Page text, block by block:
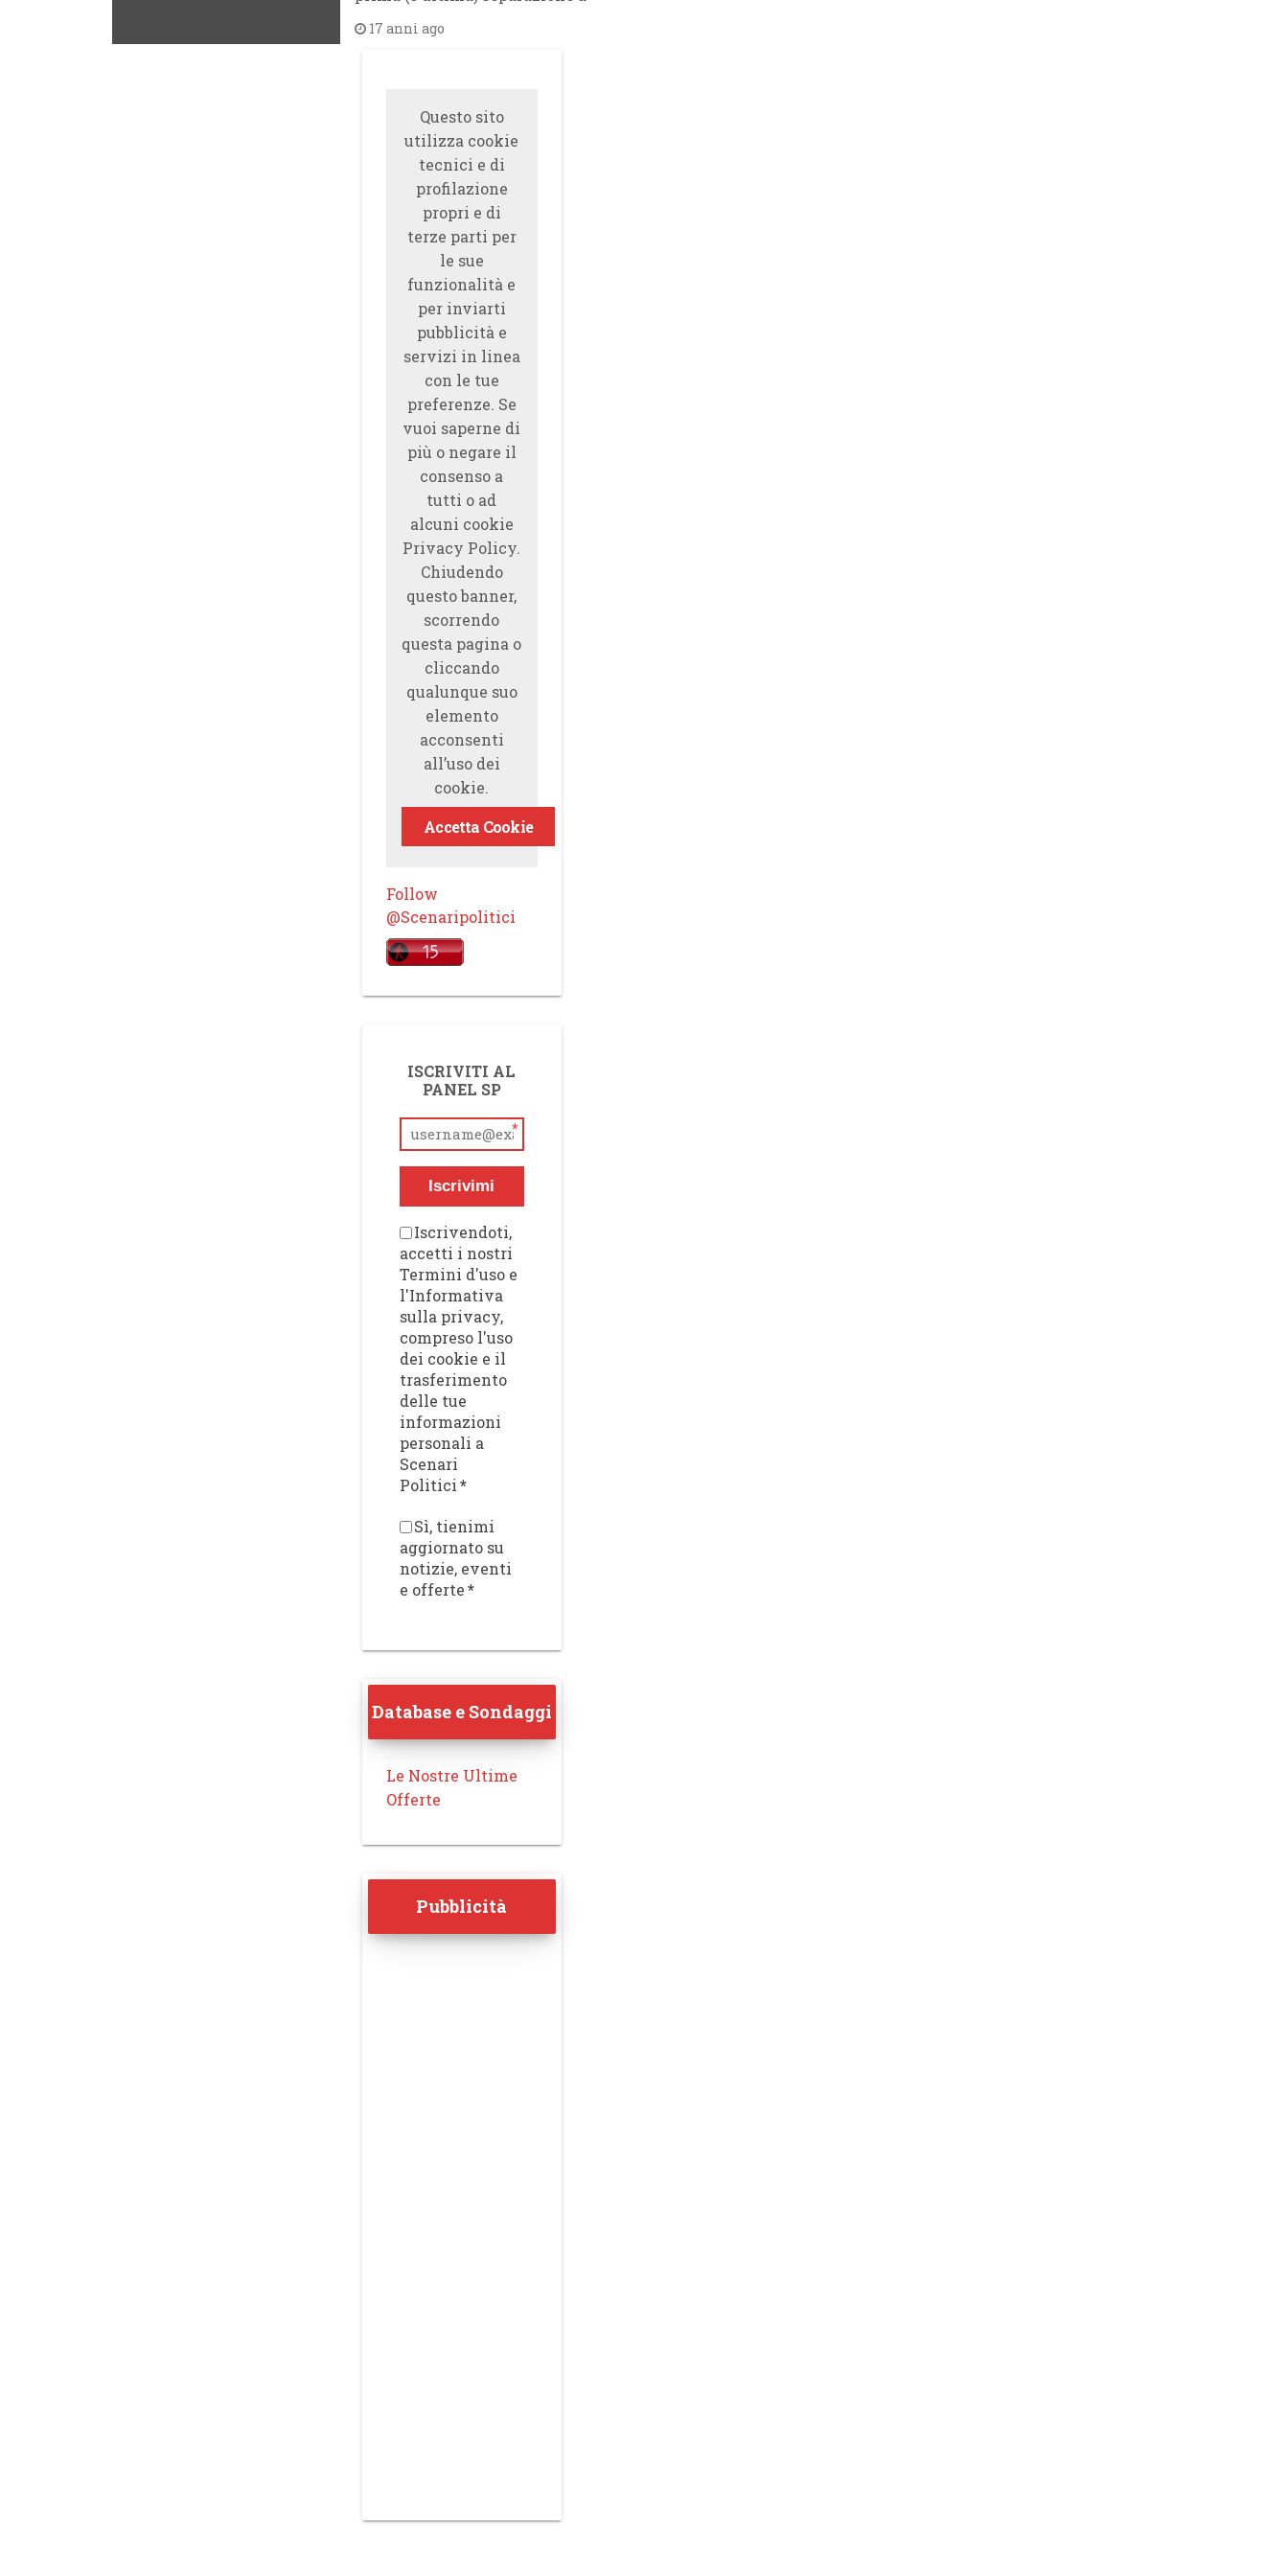
17 anni ago
Questo sito
utilizza cookie
tecnici e di
profilazione
propri e di
terze parti per
le sue
funzionalità e
per inviarti
pubblicità e
servizi in linea
con le tue
preferenze. Se
vuoi saperne di
più o negare il
consenso a
tutti o ad
alcuni cookie
Privacy Policy.
Chiudendo
questo banner,
scorrendo
questa pagina o
cliccando
qualunque suo
elemento
acconsenti
all’uso dei
cookie.
Accetta Cookie
Follow
@Scenaripolitici
ISCRIVITI AL
PANEL SP
*
Iscrivimi
Iscrivendoti,
accetti i nostri
Termini d'uso e
l'Informativa
sulla privacy,
compreso l'uso
dei cookie e il
trasferimento
delle tue
informazioni
personali a
Scenari
Politici*
Sì, tienimi
aggiornato su
notizie, eventi
e offerte*
Database e Sondaggi
Le Nostre Ultime
Offerte
Pubblicità